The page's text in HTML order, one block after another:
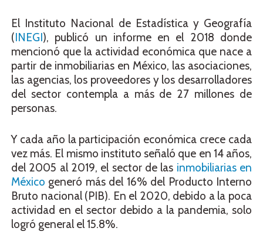
El Instituto Nacional de Estadística y Geografía
(INEGI), publicó un informe en el 2018 donde
mencionó que la actividad económica que nace a
partir de inmobiliarias en México, las asociaciones,
las agencias, los proveedores y los desarrolladores
del sector contempla a más de 27 millones de
personas.
Y cada año la participación económica crece cada
vez más. El mismo instituto señaló que en 14 años,
del 2005 al 2019, el sector de las inmobiliarias en
México generó más del 16% del Producto Interno
Bruto nacional (PIB). En el 2020, debido a la poca
actividad en el sector debido a la pandemia, solo
logró general el 15.8%.